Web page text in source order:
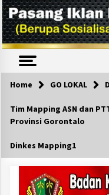
Home GO LOKAL
Tim Mapping ASN dan
Provinsi Gorontalo
Dinkes Mapping1